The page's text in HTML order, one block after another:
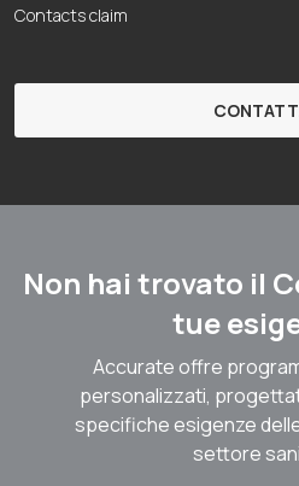
Contacts claim
Non hai trovato il
tue
Accurate offre
personalizzati,
specifiche esigenze
settore